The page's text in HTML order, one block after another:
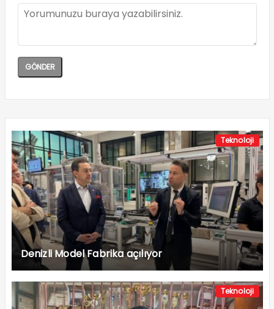
Teknoloji
Denizli Model Fabrika açılıyor
Teknoloji